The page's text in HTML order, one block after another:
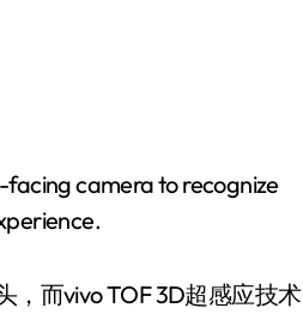
camera to recognize
而vivo TOF 3D超感应技术